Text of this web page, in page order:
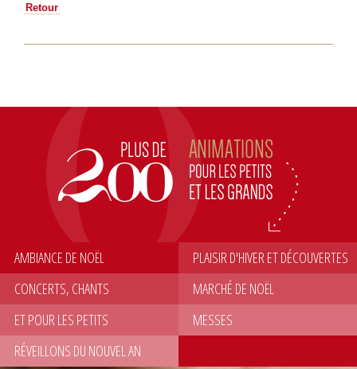
Retour
AMBIANCE DE NOËL
PLAISIR D'HIVER ET DÉCOUVERTES
CONCERTS, CHANTS
MARCHÉ DE NOËL
ET POUR LES PETITS
MESSES
RÉVEILLONS DU NOUVEL AN